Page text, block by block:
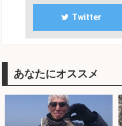
Twitter
あなたにオススメ